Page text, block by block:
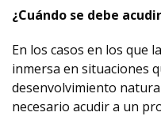
¿Cuándo se debe
En los casos en los que
inmersa en situaciones
desenvolvimiento
necesario acudir a un